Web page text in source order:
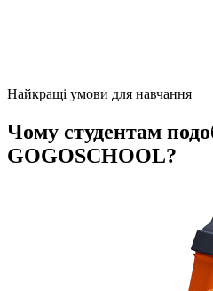
Найкращі умови для навчання
Чому студентам
GOGOSCHOOL?